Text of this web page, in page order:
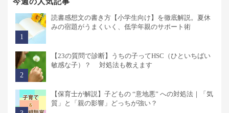
読書感想文の書き方【小学生向け】を徹底解説。夏休
みの宿題がうまくいく、低学年親のサポート術
【23の質問で診断】うちの子ってHSC（ひといちばい
敏感な子）？ 対処法も教えます
【保育士が解説】子どもの “意地悪” への対処法｜「気
質」と「親の影響」どっちが強い？